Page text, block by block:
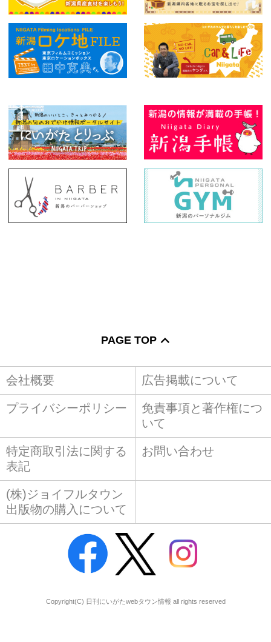
PAGE TOP
会社概要 広告掲載について
プライバシーポリシー
免責事項と著作権につ
いて
特定商取引法に関する
表記
お問い合わせ
(株)ジョイフルタウン
出版物の購入について
Copyright(C) 日刊にいがたwebタウン情報 all rights reserved